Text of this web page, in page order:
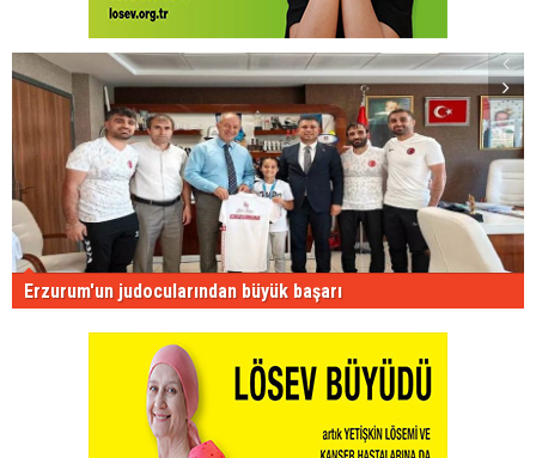
Erzurum'un judocularından büyük başarı